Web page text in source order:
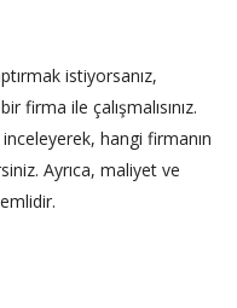
istiyorsanız,
firma ile çalışmalısınız.
hangi firmanın
Ayrıca, maliyet ve